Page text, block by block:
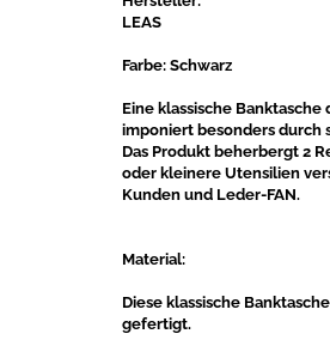
LEAS
Farbe: Schwarz
Eine klassische
imponiert besonders durch
Das Produkt beherbergt 2
oder kleinere Utensilien
Kunden und Leder-FAN.
Material:
Diese klassische
gefertigt.